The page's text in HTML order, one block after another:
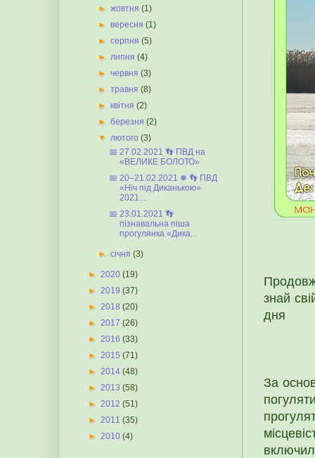
знай
дня
За
►жовтня(1)
►вересня(1)
►серпня(5)
►липня(4)
►червня(3)
►травня(8)
►квітня(2)
►березня(2)
▼лютого(3)
📅 27.02.2021 👣 ПВД на
«ВЕЛИКЕ БОЛОТО»
📅 20–21.02.2021 ❅ 👣 ПВД
«Ніч під Диканькою»
2021...
📅 23.01.2021 👣
пізнавальна піша
прогулянка «Дика...
►січня(3)
► 2020 (19)
► 2019 (37)
► 2018 (20)
► 2017 (26)
► 2016 (33)
► 2015 (71)
► 2014 (48)
► 2013 (58)
► 2012 (51)
► 2011 (35)
► 2010 (4)